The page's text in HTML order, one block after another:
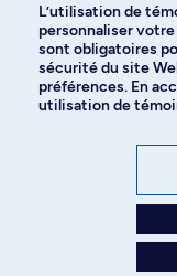
Langues
Facebook
L’utilisation de
personnaliser
sont obligatoires
sécurité du site
préférences. En
utilisation de